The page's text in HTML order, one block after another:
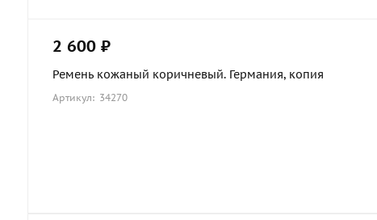
2 600 ₽
Ремень кожаный коричневый. Германия, копия
Артикул: 34270